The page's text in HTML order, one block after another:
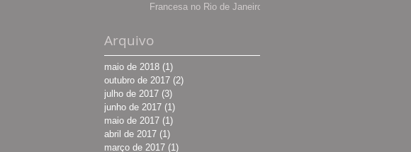
Francesa no Rio de Janeiro
Arquivo
maio de 2018 (1)
outubro de 2017 (2)
julho de 2017 (3)
junho de 2017 (1)
maio de 2017 (1)
abril de 2017 (1)
março de 2017 (1)